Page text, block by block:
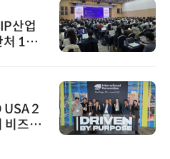
슈퍼솔
슈퍼솔
ooling
인아그룹
'자동
인아그